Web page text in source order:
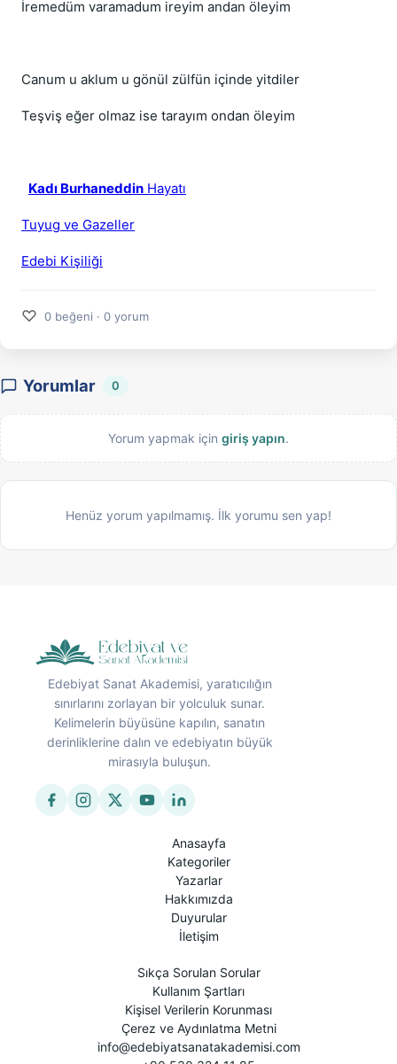
İremedüm varamadum ireyim andan öleyim
Canum u aklum u gönül zülfün içinde yitdiler
Teşviş eğer olmaz ise tarayım ondan öleyim
Kadı Burhaneddin Hayatı
Tuyug ve Gazeller
Edebi Kişiliği
♡ 0 beğeni · 0 yorum
Yorumlar 0
Yorum yapmak için giriş yapın.
Henüz yorum yapılmamış. İlk yorumu sen yap!
Edebiyat Sanat Akademisi, yaratıcılığın
sınırlarını zorlayan bir yolculuk sunar.
Kelimelerin büyüsüne kapılın, sanatın
derinliklerine dalın ve edebiyatın büyük
mirasıyla buluşun.
Anasayfa
Kategoriler
Yazarlar
Hakkımızda
Duyurular
İletişim
Sıkça Sorulan Sorular
Kullanım Şartları
Kişisel Verilerin Korunması
Çerez ve Aydınlatma Metni
info@edebiyatsanatakademisi.com